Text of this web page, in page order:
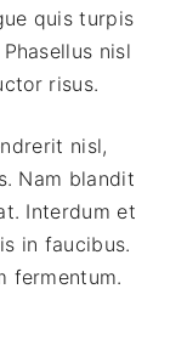
quis turpis
nisl
risus.
nisl,
Nam blandit
Interdum et
in faucibus.
fermentum.